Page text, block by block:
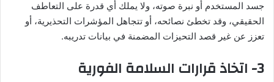
جسد المستخدم أو نبرة صوته، ولا يملك أي قدرة على التعاطف
الحقيقي، وقد تخطئ نصائحه، أو تتجاهل المؤشرات التحذيرية، أو
تعزز عن غير قصد التحيزات المضمنة في بيانات تدريبه.
3- اتخاذ قرارات السلامة الفورية